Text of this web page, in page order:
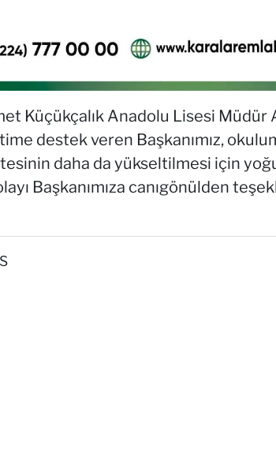
Küçükçalık Anadolu Lisesi Müdür
destek veren Başkanımız,
daha da yükseltilmesi için
Başkanımıza canıgönülden